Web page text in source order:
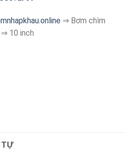
⇒ Bơm chìm
10 inch
TỰ